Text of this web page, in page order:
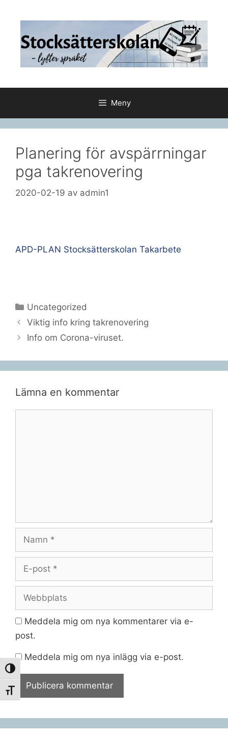
Slå på/av hög kontrast
Slå på/av textstorlek
Meny
Planering för avspärrningar
pga takrenovering
2020-02-19 av admin1
APD-PLAN Stocksätterskolan Takarbete
Kategorier
Uncategorized
Viktig info kring takrenovering
Info om Corona-viruset.
Lämna en kommentar
post
Meddela mig om nya kommentarer via e-
post.
Meddela mig om nya inlägg via e-post.